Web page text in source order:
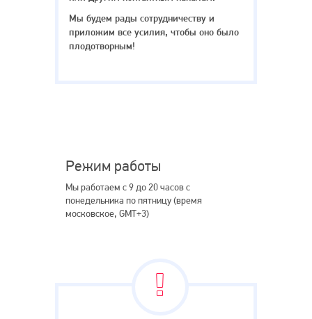
Мы будем рады сотрудничеству и
приложим все усилия, чтобы оно было
плодотворным!
Режим работы
Мы работаем с 9 до 20 часов с
понедельника по пятницу (время
московское, GMT+3)